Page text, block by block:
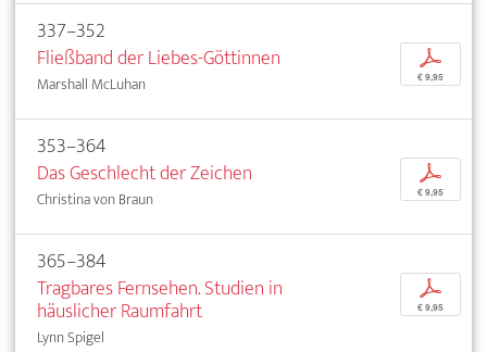
337–352
Fließband der Liebes-Göttinnen
Marshall McLuhan
p
€ 9,95
353–364
Das Geschlecht der Zeichen
Christina von Braun
p
€ 9,95
365–384
Tragbares Fernsehen. Studien in
häuslicher Raumfahrt
Lynn Spigel
p
€ 9,95